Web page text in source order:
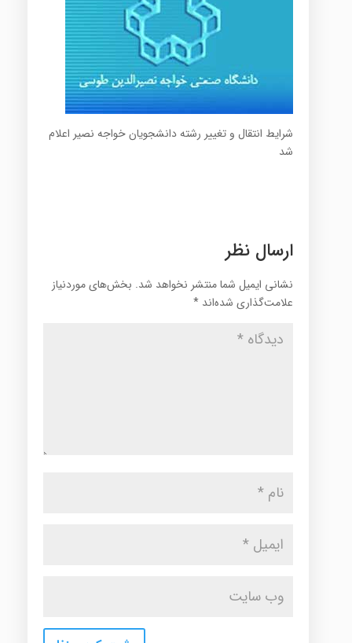
شرایط انتقال و تغییر رشته دانشجویان خواجه نصیر اعلام
شد
ارسال نظر
نشانی ایمیل شما منتشر نخواهد شد. بخش‌های موردنیاز
علامت‌گذاری شده‌اند *